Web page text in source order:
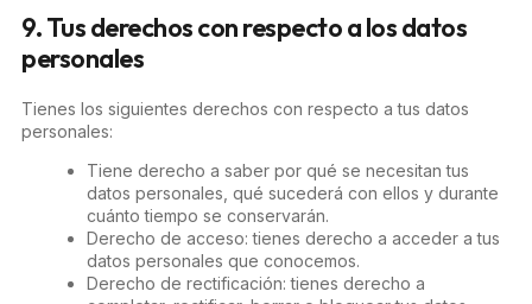
9. Tus derechos con respecto a los datos
personales
Tienes los siguientes derechos con respecto a tus datos
personales:
Tiene derecho a saber por qué se necesitan tus
datos personales, qué sucederá con ellos y durante
cuánto tiempo se conservarán.
Derecho de acceso: tienes derecho a acceder a tus
datos personales que conocemos.
Derecho de rectificación: tienes derecho a